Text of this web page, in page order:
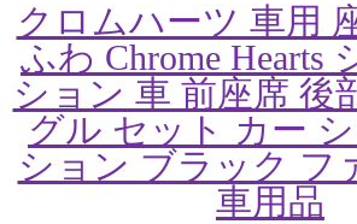
クロムハーツ 車用
ふわ Chrome Hearts
ション 車 前座席 後
グル セット カー
ション ブラック フ
車用品